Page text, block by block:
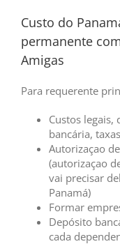
Custo do
permanente
Amigas
Para requerente
Custos legais,
bancária,
Autorizaçao
(autorizaçao
vai precisar
Panamá)
Formar
Depósito
cada